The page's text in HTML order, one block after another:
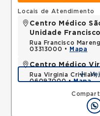
Locais de Atendimento
Centro Médico
Unidade
Rua Francisco
03313000 •
Mapa
Centro Médico
Rua Virginia Crivilari,
06097000 •Mapa